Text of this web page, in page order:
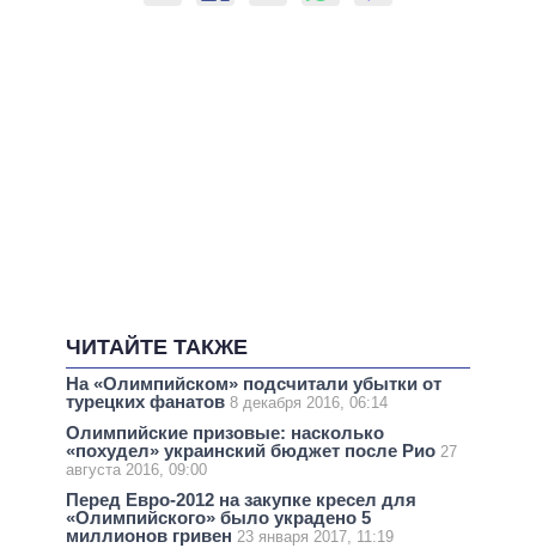
ЧИТАЙТЕ ТАКЖЕ
На «Олимпийском» подсчитали убытки от
турецких фанатов 8 декабря 2016, 06:14
Олимпийские призовые: насколько
«похудел» украинский бюджет после Рио 27
августа 2016, 09:00
Перед Евро-2012 на закупке кресел для
«Олимпийского» было украдено 5
миллионов гривен 23 января 2017, 11:19